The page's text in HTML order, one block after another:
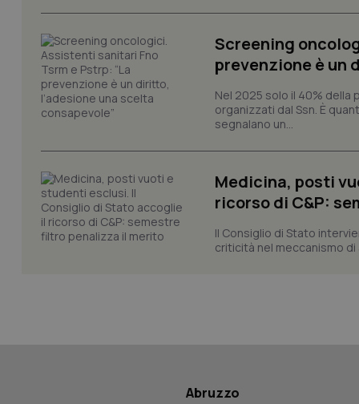
Screening
prevenzione è un
Nel 2025 solo il 40% della
organizzati dal Ssn. È
segnalano un...
Medicina, posti
ricorso di C&P:
Il Consiglio di Stato
criticità nel meccanismo di
Abruzzo
tracking-sites-
session-id
_ga